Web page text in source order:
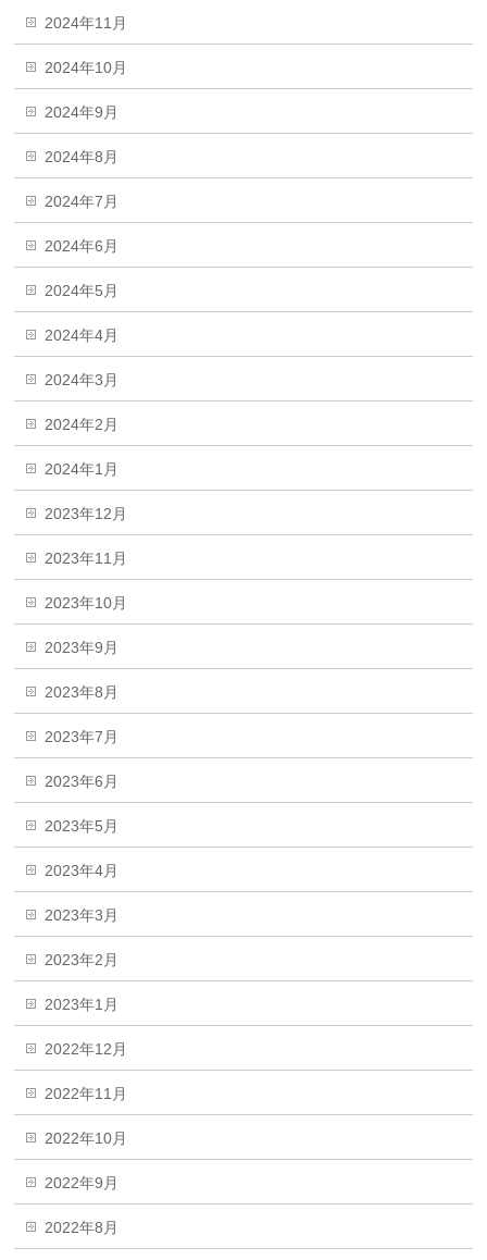
2024年11月
2024年10月
2024年9月
2024年8月
2024年7月
2024年6月
2024年5月
2024年4月
2024年3月
2024年2月
2024年1月
2023年12月
2023年11月
2023年10月
2023年9月
2023年8月
2023年7月
2023年6月
2023年5月
2023年4月
2023年3月
2023年2月
2023年1月
2022年12月
2022年11月
2022年10月
2022年9月
2022年8月